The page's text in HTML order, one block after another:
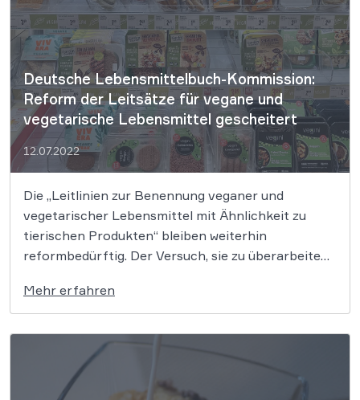
Deutsche Lebensmittelbuch-Kommission:
Reform der Leitsätze für vegane und
vegetarische Lebensmittel gescheitert
12.07.2022
Die „Leitlinien zur Benennung veganer und
vegetarischer Lebensmittel mit Ähnlichkeit zu
tierischen Produkten“ bleiben weiterhin
reformbedürftig. Der Versuch, sie zu überarbeiten,
Abstimmung. Behörden können zurückgestellte
Verfahren demnächst erneut aufgreifen – und sich
dabei an den bisherigen Leitsätzen von 2018
orientieren. Das Angebot veganer […]
Mehr erfahren